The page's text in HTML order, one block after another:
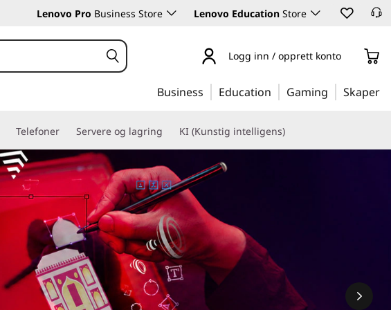
Lenovo Pro Business Store Lenovo Education Store
Logg inn / opprett konto
Business Education Gaming Skaper
Telefoner Servere og lagring KI (Kunstig intelligens)